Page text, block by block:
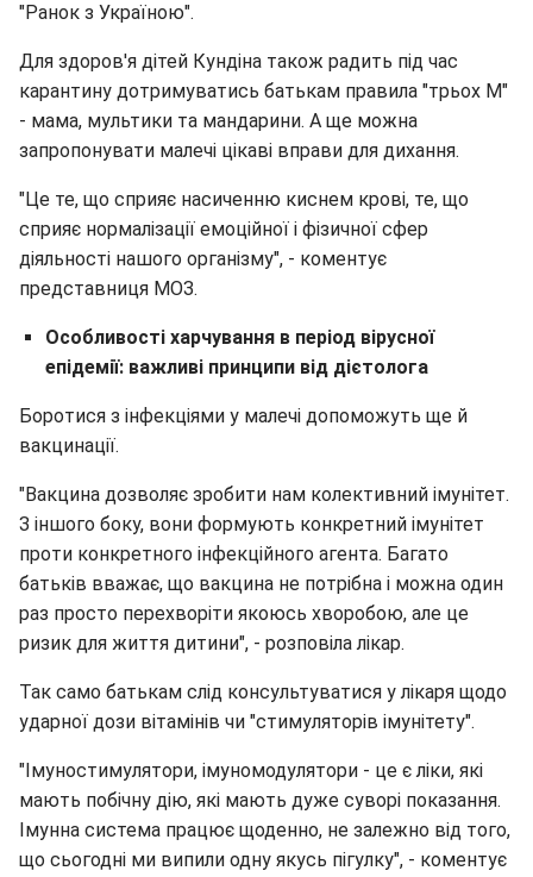
"Ранок з Україною".
Для здоров'я дітей Кундіна також радить під час
карантину дотримуватись батькам правила "трьох М"
- мама, мультики та мандарини. А ще можна
запропонувати малечі цікаві вправи для дихання.
"Це те, що сприяє насиченню киснем крові, те, що
сприяє нормалізації емоційної і фізичної сфер
діяльності нашого організму", - коментує
представниця МОЗ.
Особливості харчування в період вірусної
епідемії: важливі принципи від дієтолога
Боротися з інфекціями у малечі допоможуть ще й
вакцинації.
"Вакцина дозволяє зробити нам колективний імунітет.
З іншого боку, вони формують конкретний імунітет
проти конкретного інфекційного агента. Багато
батьків вважає, що вакцина не потрібна і можна один
раз просто перехворіти якоюсь хворобою, але це
ризик для життя дитини", - розповіла лікар.
Так само батькам слід консультуватися у лікаря щодо
ударної дози вітамінів чи "стимуляторів імунітету".
"Імуностимулятори, імуномодулятори - це є ліки, які
мають побічну дію, які мають дуже суворі показання.
Імунна система працює щоденно, не залежно від того,
що сьогодні ми випили одну якусь пігулку", - коментує